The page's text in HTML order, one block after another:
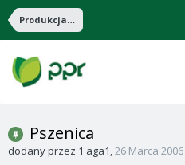
Produkcja roślinna
Pszenica
dodany przez 1 aga1,26 Marca 2006